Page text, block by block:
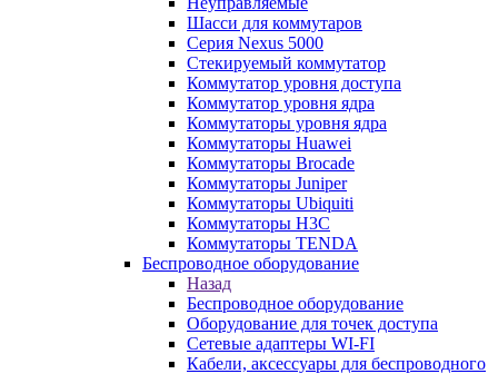
Шасси для коммутаров
Серия Nexus 5000
Стекируемый коммутатор
Коммутатор уровня доступа
Коммутатор уровня ядра
Коммутаторы уровня ядра
Коммутаторы Huawei
Коммутаторы Brocade
Коммутаторы Juniper
Коммутаторы Ubiquiti
Коммутаторы H3C
Коммутаторы TENDA
Беспроводное оборудование
Назад
Беспроводное оборудование
Оборудование для точек доступа
Сетевые адаптеры WI-FI
Кабели, аксессуары для беспроводного